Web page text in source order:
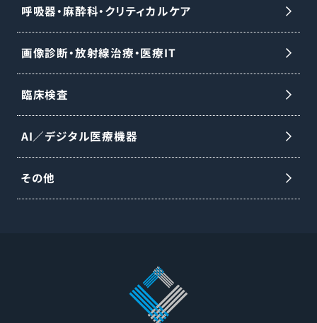
呼吸器・麻酔科・クリティカルケア
画像診断・放射線治療・医療IT
臨床検査
AI／デジタル医療機器
その他